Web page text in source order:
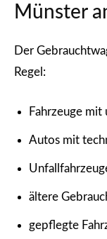
Münster
Der
Regel:
Fahrzeuge mit
Autos mit
ältere
gepflegte